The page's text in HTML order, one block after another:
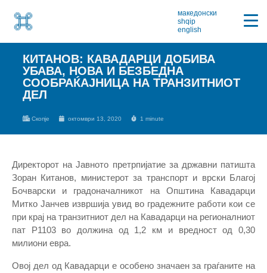
македонски
shqip
english
КИТАНОВ: КАВАДАРЦИ ДОБИВА
УБАВА, НОВА И БЕЗБЕДНА
СООБРАЌАЈНИЦА НА ТРАНЗИТНИОТ
ДЕЛ
Скопје октомври 13, 2020 1 minute
Директорот на Јавното претрпијатие за државни патишта
Зоран Китанов, министерот за транспорт и врски Благој
Бочварски и градоначалникот на Општина Кавадарци
Митко Јанчев извршија увид во градежните работи кои се
при крај на транзитниот дел на Кавадарци на регионалниот
пат Р1103 во должина од 1,2 км и вредност од 0,30
милиони евра.
Овој дел од Кавадарци е особено значаен за граѓаните на